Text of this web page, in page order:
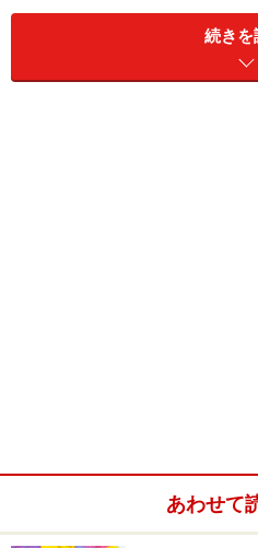
続きを
あわせて